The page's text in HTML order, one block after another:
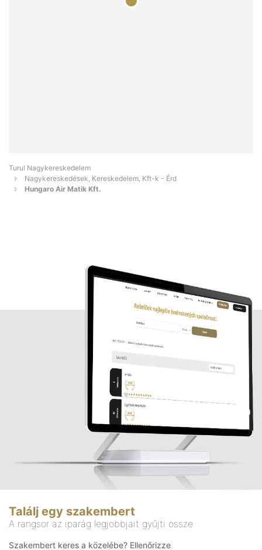
Turul Nagykereskedelem
Nagykereskedések, Kereskedelem, Kft-k - Érd
Hungaro Air Matik Kft.
Találj egy szakembert
A rangsor az iparág legjobbjait gyűjti össze
Szakembert keres a közelébe? Ellenőrizze